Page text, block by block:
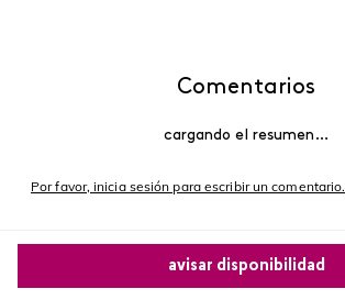
avisar disponibilidad
Comentarios
cargando el resumen…
Por favor, inicia sesión para escribir un comentario.
Más reciente